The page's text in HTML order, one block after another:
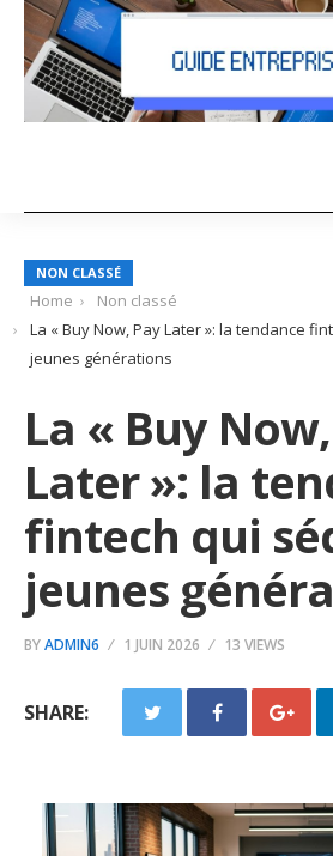
NON CLASSÉ
Home
Non classé
La « Buy Now, Pay Later »: la tendance
jeunes générations
La « Buy
Later »: la
fintech qui
jeunes
BYADMIN6 1 JUIN 2026 13 VIEWS
SHARE: